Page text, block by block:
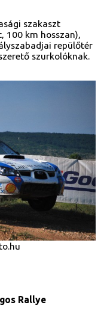
szakaszt
100 km hosszan),
repülőtér
szurkolóknak.
Rallye